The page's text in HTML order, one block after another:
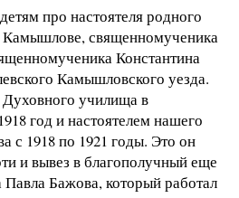
про настоятеля родного
Камышлове, священномученика
Константина
Камышловского уезда.
училища в
год и настоятелем нашего
с 1918 по 1921 годы. Это он
и вывез в благополучный еще
Бажова, который работал